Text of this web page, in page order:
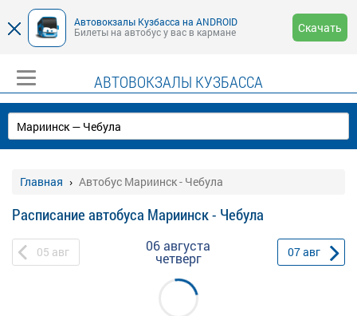
Автовокзалы Кузбасса на ANDROID
Билеты на автобус у вас в кармане
Скачать
АВТОВОКЗАЛЫ КУЗБАССА
Главная Автобус Мариинск - Чебула
Расписание автобуса Мариинск - Чебула
05 авг 06 августа
четверг 07авг